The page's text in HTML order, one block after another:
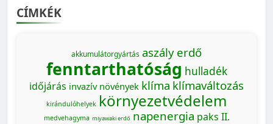
CÍMKÉK
akkumulátorgyártás aszály erdő
fenntarthatóság hulladék
időjárás invazív növények klíma klímaváltozás
kirándulóhelyek környezetvédelem
medvehagyma miyawaki erdő napenergia paks II.